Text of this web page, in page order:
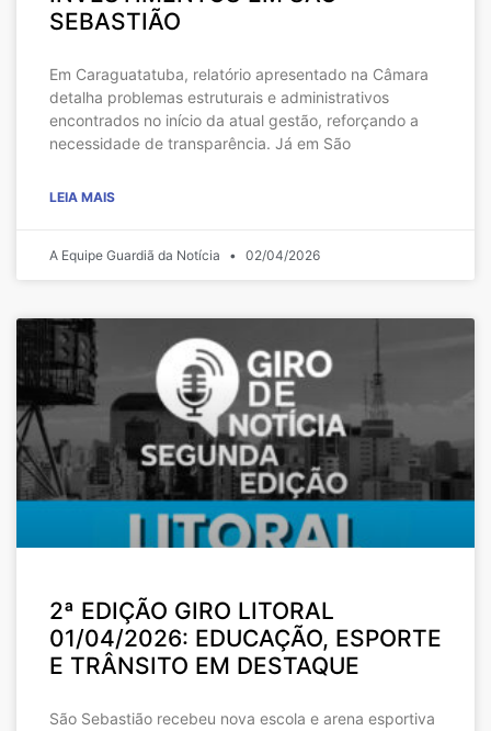
SEBASTIÃO
Em Caraguatatuba, relatório apresentado na Câmara
detalha problemas estruturais e administrativos
encontrados no início da atual gestão, reforçando a
necessidade de transparência. Já em São
LEIA MAIS
A Equipe Guardiã da Notícia 02/04/2026
2ª EDIÇÃO GIRO LITORAL
01/04/2026: EDUCAÇÃO, ESPORTE
E TRÂNSITO EM DESTAQUE
São Sebastião recebeu nova escola e arena esportiva